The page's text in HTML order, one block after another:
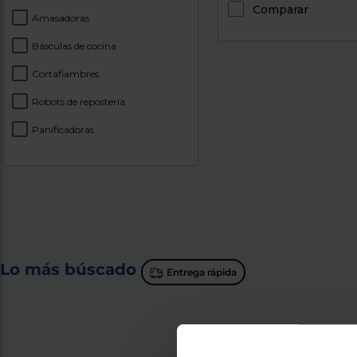
Amasadoras
Básculas de cocina
Cortafiambres
Robots de repostería
Panificadoras
Comparar
Lo más búscado Entrega rápida